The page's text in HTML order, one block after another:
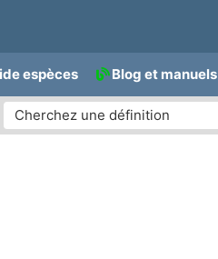
espèces Blog et manuels